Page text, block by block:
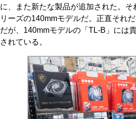
に、また新たな製品が追加された。
リーズの140mmモデルだ。正直それ
だが、140mmモデルの「TL-B」には
されている。